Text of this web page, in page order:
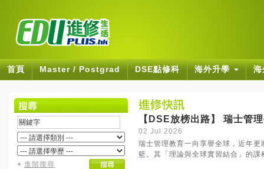
首頁 Master / Postgrad DSE點修科 海外升學
+ 進階搜尋
【DSE放榜出路】 瑞士管
02 Jul 2026
瑞士管理教育一向享譽全球，近年
籃。其「理論與全球實習結合」的